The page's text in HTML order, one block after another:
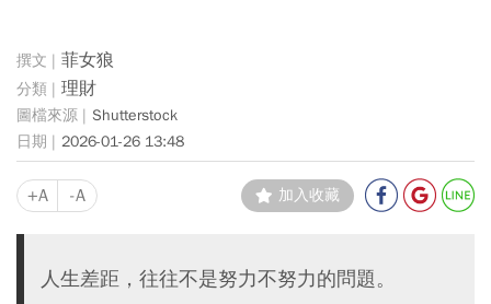
菲女狼
理財
Shutterstock
2026-01-26 13:48
+A -A 加入收藏
人生差距，往往不是努力不努力的問題。